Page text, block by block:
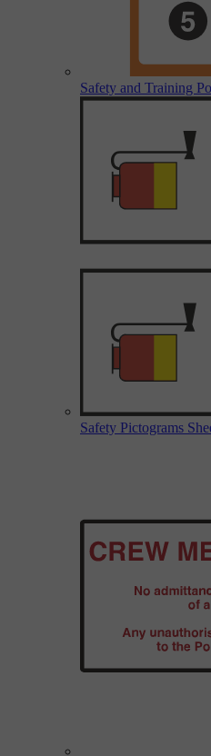
Safety and Training
Safety Pictograms